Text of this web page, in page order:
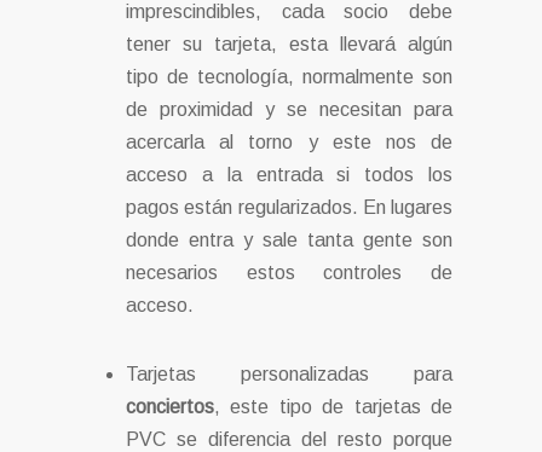
imprescindibles, cada socio debe
tener su tarjeta, esta llevará algún
tipo de tecnología, normalmente son
de proximidad y se necesitan para
acercarla al torno y este nos de
acceso a la entrada si todos los
pagos están regularizados. En lugares
donde entra y sale tanta gente son
necesarios estos controles de
acceso.
Tarjetas personalizadas para
conciertos, este tipo de tarjetas de
PVC se diferencia del resto porque